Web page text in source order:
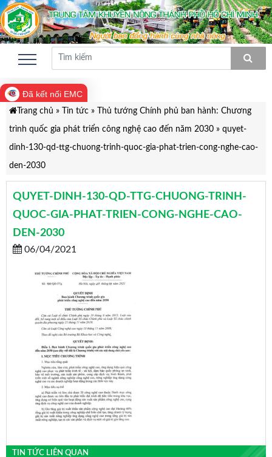
Đã kết nối EMC
Trang chủ » Tin tức»
Thủ tướng Chính phủ ban hành: Chương
trình quốc gia phát triển công nghệ cao đến năm 2030» quyet-
dinh-130-qd-ttg-chuong-trinh-quoc-gia-phat-trien-cong-nghe-cao-
den-2030
QUYET-DINH-130-QD-TTG-CHUONG-TRINH-
QUOC-GIA-PHAT-TRIEN-CONG-NGHE-CAO-
DEN-2030
06/04/2021
TIN TỨC LIÊN QUAN